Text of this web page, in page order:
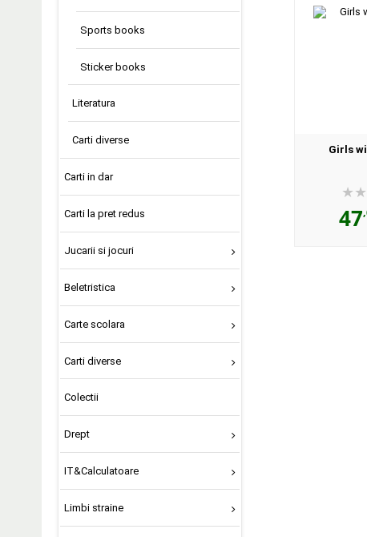
Sports books
Sticker books
Literatura
Carti diverse
Carti in dar
Carti la pret redus
Jucarii si jocuri
Beletristica
Carte scolara
Carti diverse
Colectii
Drept
IT&Calculatoare
Limbi straine
Girls
47